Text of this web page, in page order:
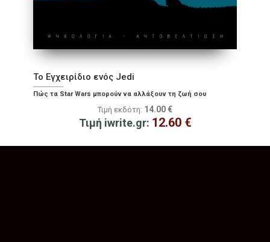
Το Εγχειρίδιο ενός Jedi
Πώς τα Star Wars μπορούν να αλλάξουν τη ζωή σου
Τιμή εκδότη: 14.00 €
Τιμή iwrite.gr: 12.60 €